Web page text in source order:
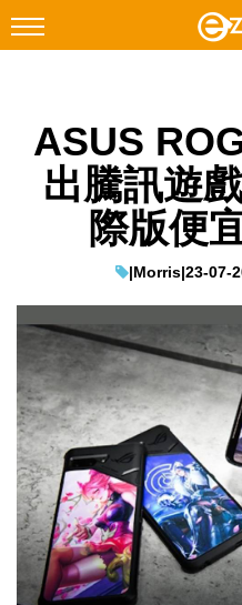
Facebook Instagram
科技焦點
教學評測
EduTech
IT Times
生成式AI與雲端應用
Enterprise Digital
特集
ASUS
出騰訊遊
際版便
|Morris|23-07-